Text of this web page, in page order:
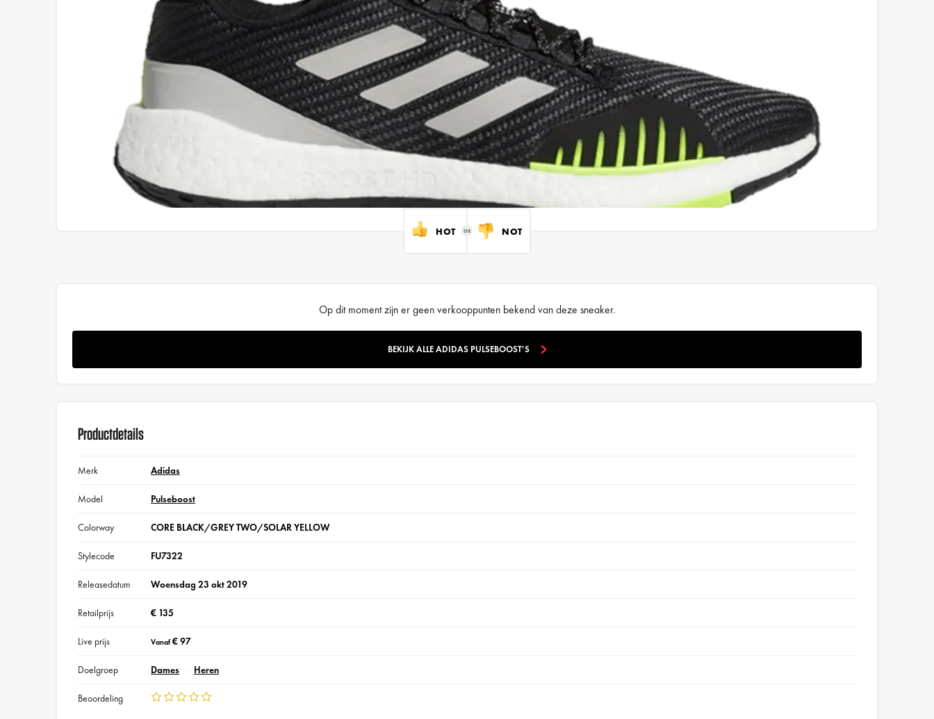
HOT NOT
Op dit moment zijn er geen verkooppunten bekend van deze sneaker.
BEKIJK ALLE ADIDAS PULSEBOOST'S
Productdetails
Merk Adidas
Model Pulseboost
Colorway CORE BLACK/GREY TWO/SOLAR YELLOW
Stylecode FU7322
Releasedatum Woensdag 23 okt 2019
Retailprijs € 135
Live prijs Vanaf€ 97
Doelgroep Dames Heren
Beoordeling